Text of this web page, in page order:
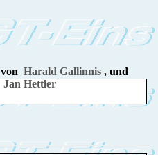
von Harald Gallinnis , und
Jan Hettler